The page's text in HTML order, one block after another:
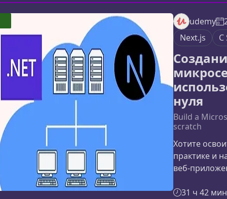
подойдет
тех, кто
нуля;
перейти на
udemy
Next.js
C
нуля
Build a
scratch
Хотите
практике и
для
.NET, Next.js,
31 ч 42 мин